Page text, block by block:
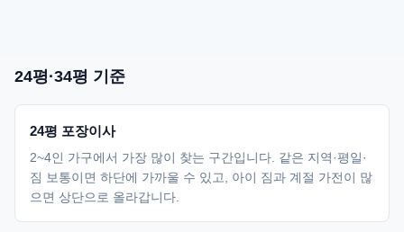
24평·34평 기준
24평 포장이사
2~4인 가구에서 가장 많이 찾는 구간입니다. 같은 지역·평일·
짐 보통이면 하단에 가까울 수 있고, 아이 짐과 계절 가전이 많
으면 상단으로 올라갑니다.